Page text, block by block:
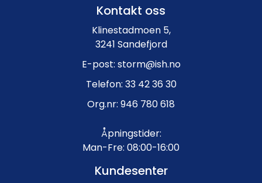
Kontakt oss
Klinestadmoen 5,
3241 Sandefjord
E-post: storm@ish.no
Telefon: 33 42 36 30
Org.nr: 946 780 618
Åpningstider:
Man-Fre: 08:00-16:00
Kundesenter